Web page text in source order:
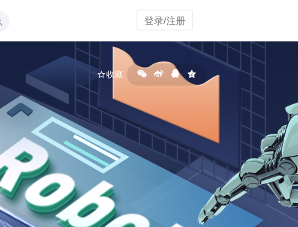
登录/注册
收藏